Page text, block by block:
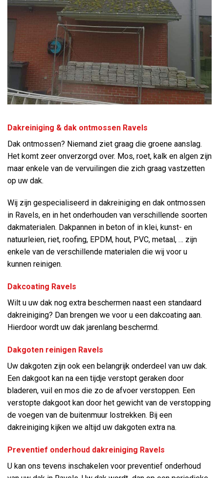
Dakreiniging & dak ontmossen Ravels
Dak ontmossen? Niemand ziet graag die groene aanslag.
Het komt zeer onverzorgd over. Mos, roet, kalk en algen zijn
maar enkele van de vervuilingen die zich graag vastzetten
op uw dak.
Wij zijn gespecialiseerd in dakreiniging en dak ontmossen
in Ravels, en in het onderhouden van verschillende soorten
dakmaterialen. Dakpannen in beton of in klei, kunst- en
natuurleien, riet, roofing, EPDM, hout, PVC, metaal, … zijn
enkele van de verschillende materialen die wij voor u
kunnen reinigen.
Dakcoating Ravels
Wilt u uw dak nog extra beschermen naast een standaard
dakreiniging? Dan brengen we voor u een dakcoating aan.
Hierdoor wordt uw dak jarenlang beschermd.
Dakgoten reinigen Ravels
Uw dakgoten zijn ook een belangrijk onderdeel van uw dak.
Een dakgoot kan na een tijdje verstopt geraken door
bladeren, vuil en mos die zo de afvoer verstoppen. Een
verstopte dakgoot kan door het gewicht van de verstopping
de voegen van de buitenmuur lostrekken. Bij een
dakreiniging kijken we altijd uw dakgoten extra na.
Preventief onderhoud dakreiniging Ravels
U kan ons tevens inschakelen voor preventief onderhoud